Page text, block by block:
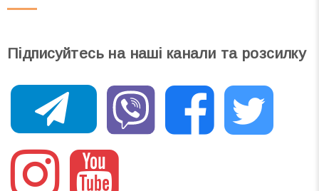
Підписуйтесь на наші канали та розсилку